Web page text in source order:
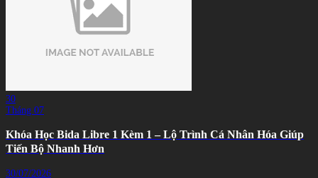
30
Tháng 07
Khóa Học Bida Libre 1 Kèm 1 – Lộ Trình Cá Nhân Hóa Giúp
Tiến Bộ Nhanh Hơn
30/07/2026